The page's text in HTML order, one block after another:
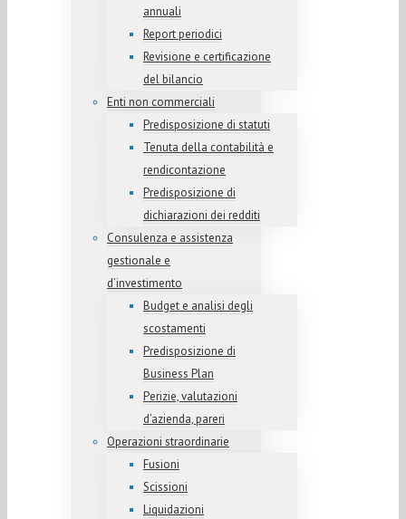
annuali
Report periodici
Revisione e certificazione
del bilancio
Enti non commerciali
Predisposizione di statuti
Tenuta della contabilità e
rendicontazione
Predisposizione di
dichiarazioni dei redditi
Consulenza e assistenza
gestionale e
d’investimento
Budget e analisi degli
scostamenti
Predisposizione di
Business Plan
Perizie, valutazioni
d’azienda, pareri
Operazioni straordinarie
Fusioni
Scissioni
Liquidazioni